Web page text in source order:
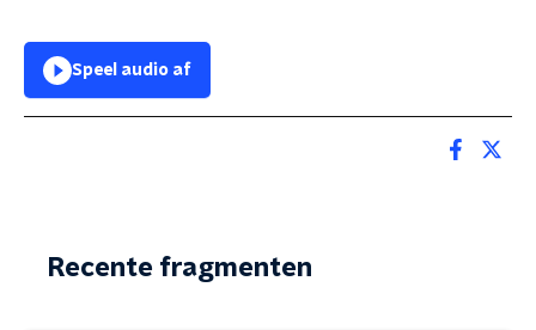
Speel audio af
Recente fragmenten